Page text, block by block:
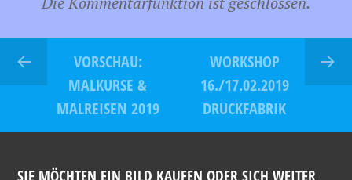
VORSCHAU:
MALKURSE &
MALREISEN 2019
WORKSHOP
16./17.02.2019
DRUCKFABRIK
SIE MÖCHTEN EIN BILD KAUFEN ODER SICH WEITER